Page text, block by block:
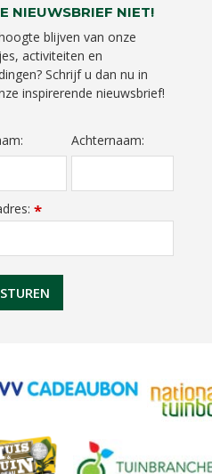
NIEUWSBRIEF NIET!
blijven van onze
activiteiten en
Schrijf u dan nu in
inspirerende nieuwsbrief!
Achternaam:
*